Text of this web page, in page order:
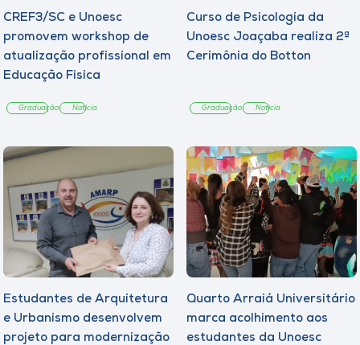
CREF3/SC e Unoesc
promovem workshop de
atualização profissional em
Educação Física
Graduação Notícia
Curso de Psicologia da
Unoesc Joaçaba realiza 2ª
Cerimônia do Botton
Graduação Notícia
Estudantes de Arquitetura
e Urbanismo desenvolvem
projeto para modernização
Quarto Arraiá Universitário
marca acolhimento aos
estudantes da Unoesc